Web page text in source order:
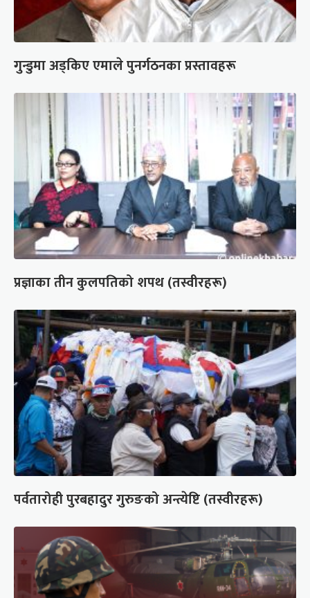
गुन्डुमा अड्किए एमाले पुनर्गठनका प्रस्तावहरू
प्रज्ञाका तीन कुलपतिको शपथ (तस्वीरहरू)
पर्वतारोही पुरबहादुर गुरुङको अन्त्येष्टि (तस्वीरहरू)